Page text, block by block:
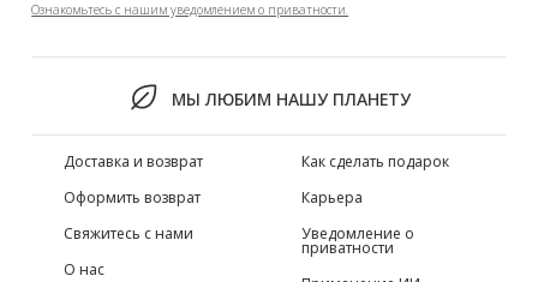
Ознакомьтесь с нашим уведомлением о приватности.
МЫ ЛЮБИМ НАШУ ПЛАНЕТУ
Доставка и возврат
Оформить возврат
Свяжитесь с нами
О нас
Как сделать подарок
Карьера
Уведомление о
приватности